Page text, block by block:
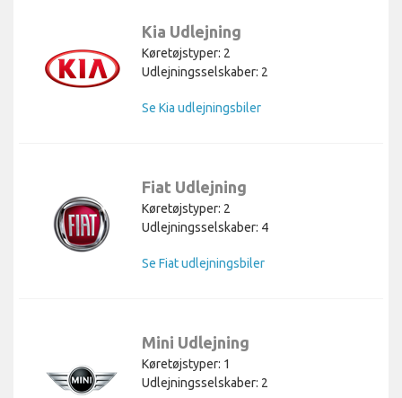
Kia Udlejning
Køretøjstyper: 2
Udlejningsselskaber: 2
Se Kia udlejningsbiler
Fiat Udlejning
Køretøjstyper: 2
Udlejningsselskaber: 4
Se Fiat udlejningsbiler
Mini Udlejning
Køretøjstyper: 1
Udlejningsselskaber: 2